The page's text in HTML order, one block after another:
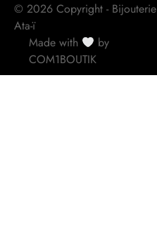
© 2026 Copyright - Bijouterie
Ata-ï
Made with
by
COM1BOUTIK